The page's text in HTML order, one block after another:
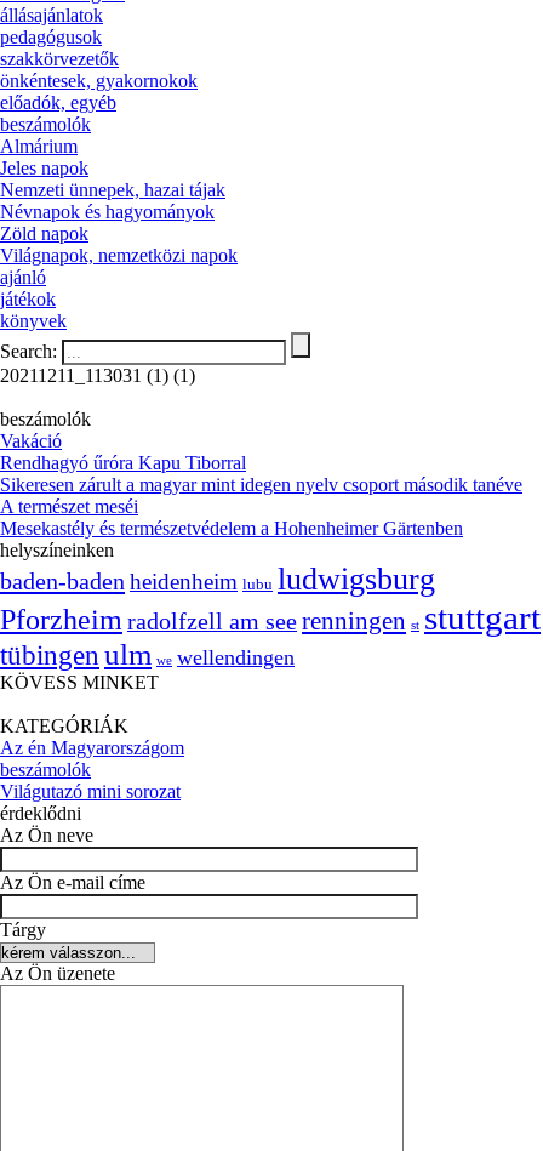
állásajánlatok
pedagógusok
szakkörvezetők
önkéntesek, gyakornokok
előadók, egyéb
beszámolók
Almárium
Jeles napok
Nemzeti ünnepek, hazai tájak
Névnapok és hagyományok
Zöld napok
Világnapok, nemzetközi napok
ajánló
játékok
könyvek
Search:
20211211_113031 (1) (1)
beszámolók
Vakáció
Rendhagyó űróra Kapu Tiborral
Sikeresen zárult a magyar mint idegen nyelv csoport második tanéve
A természet meséi
Mesekastély és természetvédelem a Hohenheimer Gärtenben
helyszíneinken
baden-baden heidenheim lubu ludwigsburg
Pforzheim radolfzell am seerenningen st stuttgart
tübingen ulm we wellendingen
KÖVESS MINKET
KATEGÓRIÁK
Az én Magyarországom
beszámolók
Világutazó mini sorozat
érdeklődni
Az Ön neve
Az Ön e-mail címe
Tárgy
Az Ön üzenete